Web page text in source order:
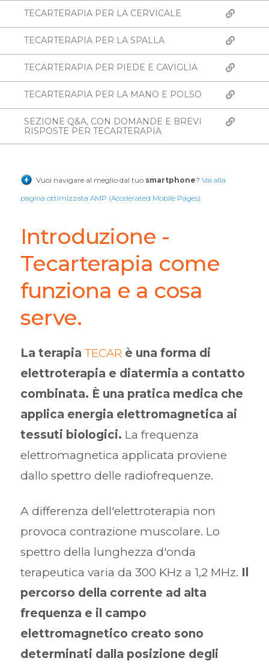
TECARTERAPIA PER LA CERVICALE
TECARTERAPIA PER LA SPALLA
TECARTERAPIA PER PIEDE E CAVIGLIA
TECARTERAPIA PER LA MANO E POLSO
SEZIONE Q&A, CON DOMANDE E BREVI
RISPOSTE PER TECARTERAPIA
Vuoi navigare al meglio dal tuo smartphone? Vai alla
pagina ottimizzata AMP (Accelerated Mobile Pages)
Introduzione -
Tecarterapia come
funziona e a cosa
serve.
La terapia TECAR è una forma di
elettroterapia e diatermia a contatto
combinata. È una pratica medica che
applica energia elettromagnetica ai
tessuti biologici. La frequenza
elettromagnetica applicata proviene
dallo spettro delle radiofrequenze.
A differenza dell'elettroterapia non
provoca contrazione muscolare. Lo
spettro della lunghezza d'onda
terapeutica varia da 300 KHz a 1,2 MHz. Il
percorso della corrente ad alta
frequenza e il campo
elettromagnetico creato sono
determinati dalla posizione degli